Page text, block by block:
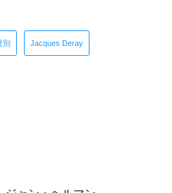
別 Jacques Deray